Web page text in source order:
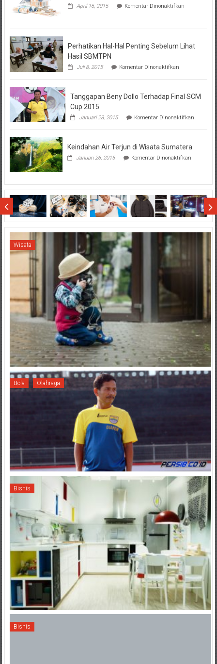
April 16, 2015 Komentar Dinonaktifkanpada
Perhatikan Hal-Hal Penting Sebelum Lihat
Hasil SBMTPN
Juli 8, 2015 Komentar Dinonaktifkanpada
Hal-
Penting
Hasil
Tanggapan Beny Dollo Terhadap Final SCM
Cup 2015
Januari 28, 2015 Komentar Dinonaktifkanpada
Beny
Keindahan Air Terjun di Wisata Sumatera
Januari 26, 2015 Komentar Dinonaktifkanpada
di
Wisata
Sumatera
Wisata
Bola Olahraga
Bisnis
Bisnis